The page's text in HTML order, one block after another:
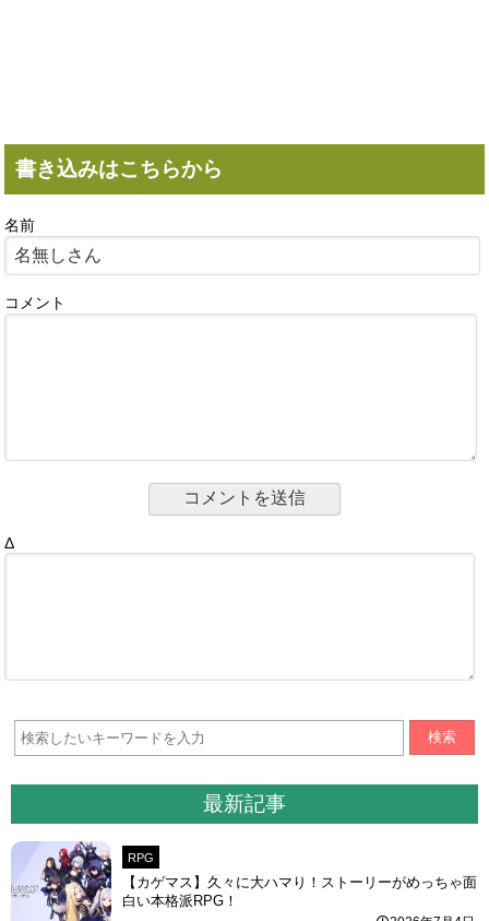
書き込みはこちらから
名前
コメント
Δ
検索
最新記事
RPG
【カゲマス】久々に大ハマり！ストーリーがめっちゃ面
白い本格派RPG！